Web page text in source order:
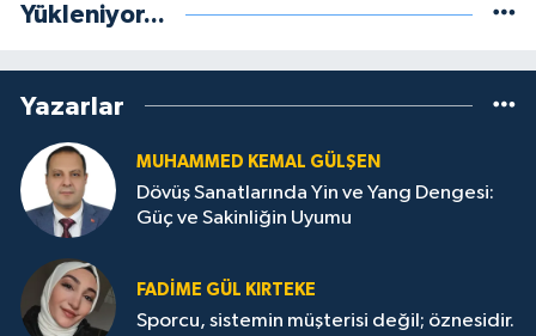
Yükleniyor...
Yazarlar
MUHAMMED KEMAL GÜLŞEN
Dövüş Sanatlarında Yin ve Yang Dengesi:
Güç ve Sakinliğin Uyumu
FADIME GÜL KIRTEKE
Sporcu, sistemin müşterisi değil; öznesidir.